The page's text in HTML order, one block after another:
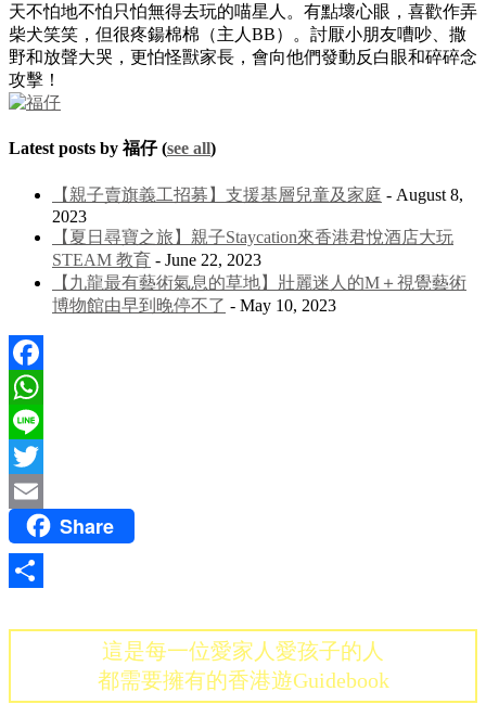
天不怕地不怕只怕無得去玩的喵星人。有點壞心眼，喜歡作弄
柴犬笑笑，但很疼鍚棉棉（主人BB）。討厭小朋友嘈吵、撒
野和放聲大哭，更怕怪獸家長，會向他們發動反白眼和碎碎念
攻擊！
Latest posts by 福仔(see all)
【親子賣旗義工招募】支援基層兒童及家庭 - August 8,
2023
【夏日尋寶之旅】親子Staycation來香港君悅酒店大玩
STEAM 教育 - June 22, 2023
【九龍最有藝術氣息的草地】壯麗迷人的M＋視覺藝術
博物館由早到晚停不了 - May 10, 2023
Facebook
WhatsApp
Line
Twitter
Email Share
這是每一位愛家人愛孩子的人
都需要擁有的香港遊Guidebook